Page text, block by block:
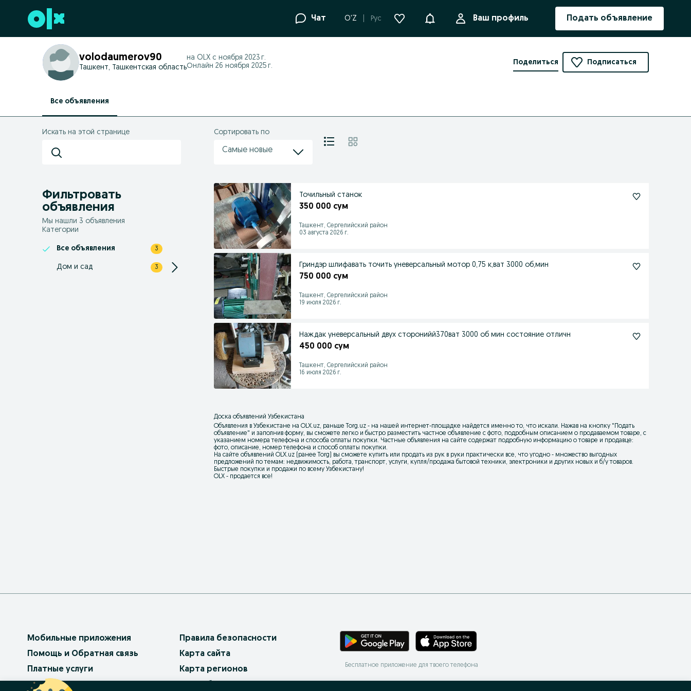
Перейти к нижнему колонтитулу Чат O'Z Рус УведомленияВаш профиль Подать объявление
volodaumerov90
Ташкент, Ташкентская область
на OLX с ноября 2023 г.
Онлайн 26 ноября 2025 г.
Подписаться
Поделиться
Все объявления
Искать на этой странице
Фильтровать
объявления
Мы нашли 3 объявления
Категории
Все объявления 3
Дом и сад 3
Сортировать по
Самые новые
Точильный станок
350 000 сум
Ташкент, Сергелийский район
03 августа 2026 г.
Гриндэр шлифавать точить уневерсальный мотор 0,75 к,ват 3000 об,мин
750 000 сум
Ташкент, Сергелийский район
19 июля 2026 г.
Наждак уневерсальный двух сторонийй370ват 3000 об мин состояние отличн
450 000 сум
Ташкент, Сергелийский район
16 июля 2026 г.
Доска объявлений Узбекистана
Объявления в Узбекистане на OLX.uz, раньше Torg.uz - на нашей интернет-площадке найдется именно то, что искали. Нажав на кнопку " Подать
объявление" и заполнив форму, вы сможете легко и быстро разместить частное объявление с фото, подробным описанием о продаваемом товаре, с
указанием номера телефона и способа оплаты покупки. Частные объявления на сайте содержат подробную информацию о товаре и продавце:
фото, описание, номер телефона и способ оплаты покупки.
На сайте объявлений OLX.uz (ранее Torg) вы сможете купить или продать из рук в руки практически все, что угодно - множество выгодных
предложений по темам: недвижимость, работа, транспорт, услуги, купля/продажа бытовой техники, электроники и других новых и б/у товаров.
Быстрые покупки и продажи по всему Узбекистану!
OLX - продается все!
Мобильные приложения
Помощь и Обратная связь
Платные услуги
Бизнес на OLX
Правила безопасности
Карта сайта
Карта регионов
Бесплатное приложение для твоего телефона